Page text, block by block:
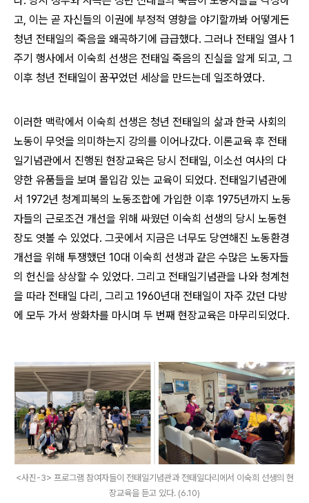
고, 이는 곧 자신들의 이권에 부정적 영향을 야기할까봐 어떻게든
청년 전태일의 죽음을 왜곡하기에 급급했다. 그러나 전태일 열사 1
주기 행사에서 이숙희 선생은 전태일 죽음의 진실을 알게 되고, 그
이후 청년 전태일이 꿈꾸었던 세상을 만드는데 일조하였다.
이러한 맥락에서 이숙희 선생은 청년 전태일의 삶과 한국 사회의
노동이 무엇을 의미하는지 강의를 이어나갔다. 이론교육 후 전태
일기념관에서 진행된 현장교육은 당시 전태일, 이소선 여사의 다
양한 유품들을 보며 몰입감 있는 교육이 되었다. 전태일기념관에
서 1972년 청계피복의 노동조합에 가입한 이후 1975년까지 노동
자들의 근로조건 개선을 위해 싸웠던 이숙희 선생의 당시 노동현
장도 엿볼 수 있었다. 그곳에서 지금은 너무도 당연해진 노동환경
개선을 위해 투쟁했던 10대 이숙희 선생과 같은 수많은 노동자들
의 헌신을 상상할 수 있었다. 그리고 전태일기념관을 나와 청계천
을 따라 전태일 다리 , 그리고 1960년대 전태일이 자주 갔던 다방
에 모두 가서 쌍화차를 마시며 두 번째 현장교육은 마무리되었다.
<사진-3> 프로그램 참여자들이 전태일기념관과 전태일다리에서 이숙희 선생의 현
장교육을 듣고 있다. (6.10)